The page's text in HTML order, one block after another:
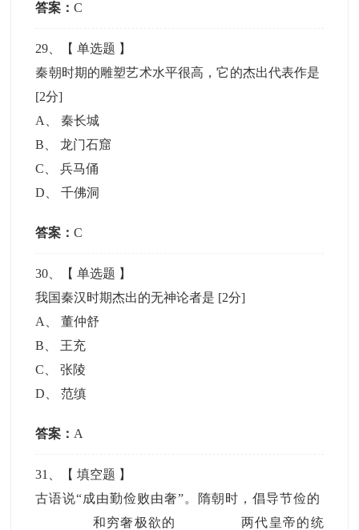
答案：C
29 、【单选题 】
秦朝时期的雕塑艺术水平很高，它的杰出代表作是
[2分]
A
秦长城
B 、龙门石窟
C 、兵马俑
D 、千佛洞
答案：C
30 、【单选题 】
我国秦汉时期杰出的无神论者是 [2分]
A
、董仲舒
B
王充
C 、张陵
D 、范缜
答案： A
31 、【填空题 】
古语说“成由勤俭败由奢”。隋朝时，倡导节俭的
和穷奢极欲的
两代皇帝的统